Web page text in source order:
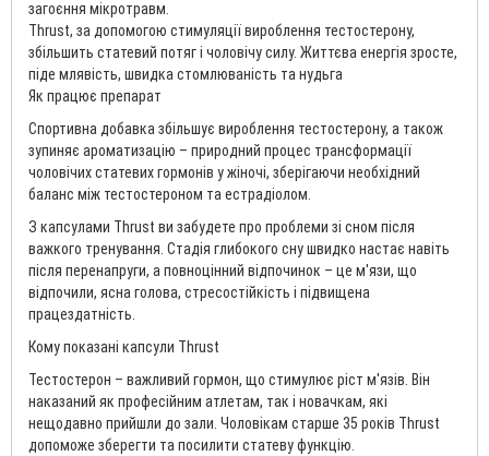
загоєння мікротравм.
Thrust, за допомогою стимуляції вироблення тестостерону,
збільшить статевий потяг і чоловічу силу. Життєва енергія зросте,
піде млявість, швидка стомлюваність та нудьга
Як працює препарат
Спортивна добавка збільшує вироблення тестостерону, а також
зупиняє ароматизацію – природний процес трансформації
чоловічих статевих гормонів у жіночі, зберігаючи необхідний
баланс між тестостероном та естрадіолом.
З капсулами Thrust ви забудете про проблеми зі сном після
важкого тренування. Стадія глибокого сну швидко настає навіть
після перенапруги, а повноцінний відпочинок – це м'язи, що
відпочили, ясна голова, стресостійкість і підвищена
працездатність.
Кому показані капсули Thrust
Тестостерон – важливий гормон, що стимулює ріст м'язів. Він
наказаний як професійним атлетам, так і новачкам, які
нещодавно прийшли до зали. Чоловікам старше 35 років Thrust
допоможе зберегти та посилити статеву функцію.